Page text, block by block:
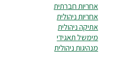
אחריות חברתית
אחריות ניהולית
אתיקה ניהולית
מימשל תאגידי
מנהיגות ניהולית